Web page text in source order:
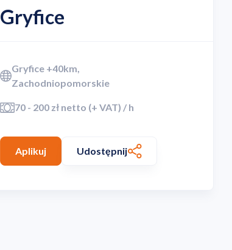
Gryfice
Gryfice +40km,
Zachodniopomorskie
70 - 200 zł netto (+ VAT) / h
Aplikuj Udostępnij